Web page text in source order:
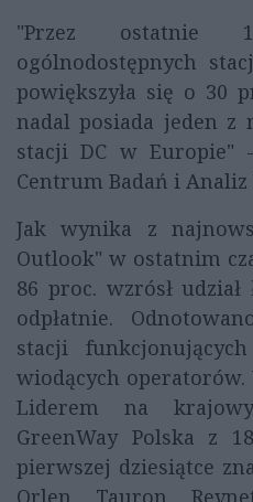
"Przez ostatnie
ogólnodostępnych
powiększyła się o 30
nadal posiada jeden z
stacji DC w Europie"
Centrum Badań i Analiz
Jak wynika z
Outlook" w ostatnim
86 proc. wzrósł
odpłatnie.
stacji
wiodących
Liderem na
GreenWay Polska z
pierwszej dziesiątce
Orlen, Tauron,